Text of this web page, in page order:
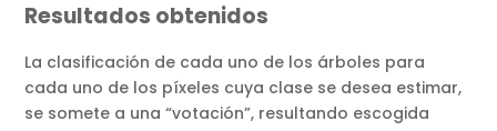
Resultados obtenidos
La clasificación de cada uno de los árboles para
cada uno de los píxeles cuya clase se desea estimar,
se somete a una “votación”, resultando escogida